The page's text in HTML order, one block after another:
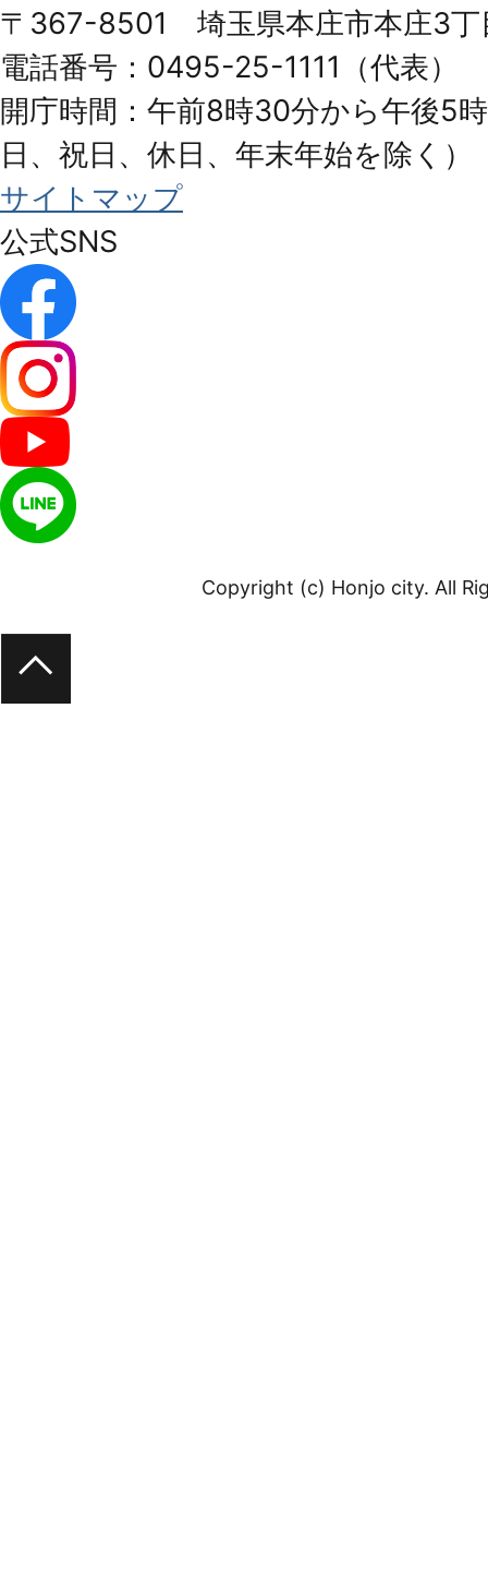
City
〒367-8501 埼玉県本庄市本庄3丁
電話番号：0495-25-1111（代表）
開庁時間：午前8時30分から午後5
日、祝日、休日、年末年始を除く）
サイトマップ
公式SNS
Copyright (c) Honjo city. All